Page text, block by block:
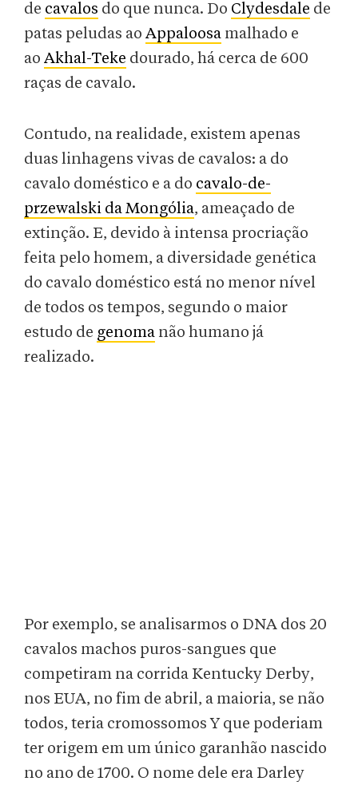
de cavalos do que nunca. Do Clydesdale de
patas peludas ao Appaloosa malhado e
ao Akhal-Teke dourado, há cerca de 600
raças de cavalo.
Contudo, na realidade, existem apenas
duas linhagens vivas de cavalos: a do
cavalo doméstico e a do cavalo-de-
przewalski da Mongólia, ameaçado de
extinção. E, devido à intensa procriação
feita pelo homem, a diversidade genética
do cavalo doméstico está no menor nível
de todos os tempos, segundo o maior
estudo de genoma não humano já
realizado.
Por exemplo, se analisarmos o DNA dos 20
cavalos machos puros-sangues que
competiram na corrida Kentucky Derby,
nos EUA, no fim de abril, a maioria, se não
todos, teria cromossomos Y que poderiam
ter origem em um único garanhão nascido
no ano de 1700. O nome dele era Darley